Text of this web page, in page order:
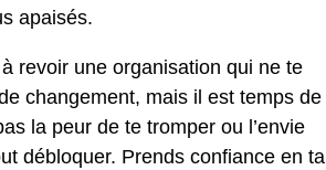
apaisés.
revoir une organisation qui ne te
changement, mais il est temps de
la peur de te tromper ou l’envie
débloquer. Prends confiance en ta